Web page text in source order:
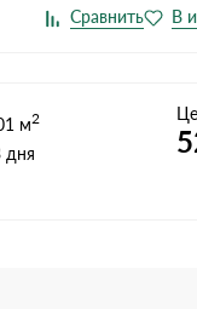
Расчет кровли из
Расчет забора
м2
дня